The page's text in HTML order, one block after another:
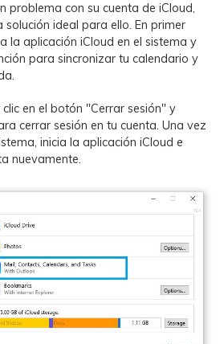
problema con su cuenta de iCloud,
solución ideal para ello. En primer
la aplicación iCloud en el sistema y
para sincronizar tu calendario y
en el botón "Cerrar sesión" y
cerrar sesión en tu cuenta. Una vez
inicia la aplicación iCloud e
nuevamente.